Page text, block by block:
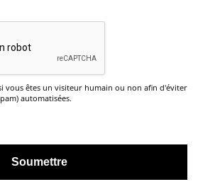
vous êtes un visiteur humain ou non afin d'éviter
automatisées.